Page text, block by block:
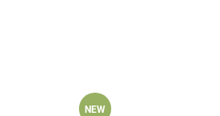
NEW